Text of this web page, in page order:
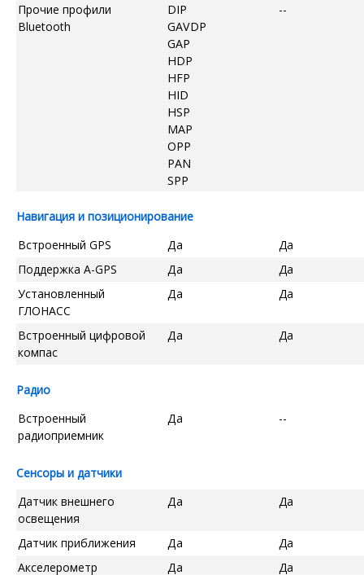
Прочие профили
Bluetooth
DIP
GAVDP
GAP
HDP
HFP
HID
HSP
MAP
OPP
PAN
SPP
--
Навигация и позиционирование
Встроенный GPS
Да
Да
Поддержка A-GPS
Да
Да
Установленный
ГЛОНАСС
Да Да
Встроенный цифровой
компас
Да Да
Радио
Встроенный
радиоприемник
Да --
Сенсоры и датчики
Датчик внешнего
освещения
Да Да
Датчик приближения Да
Да
Акселерометр
Да
Да